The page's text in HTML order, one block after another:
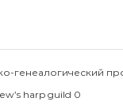
генеалогический
harp guild 0